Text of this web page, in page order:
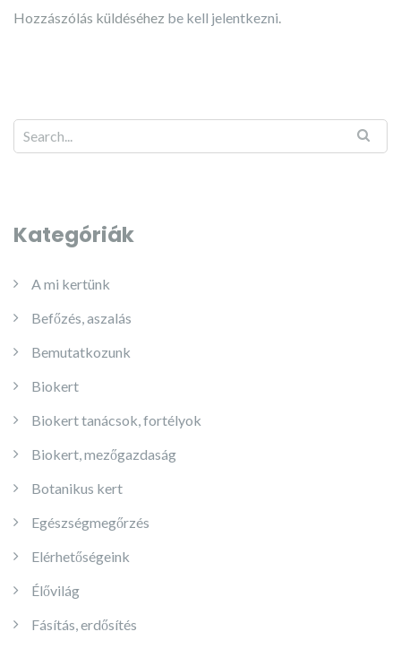
Hozzászólás küldéséhez be kell jelentkezni.
Kategóriák
A mi kertünk
Befőzés, aszalás
Bemutatkozunk
Biokert
Biokert tanácsok, fortélyok
Biokert, mezőgazdaság
Botanikus kert
Egészségmegőrzés
Elérhetőségeink
Élővilág
Fásítás, erdősítés